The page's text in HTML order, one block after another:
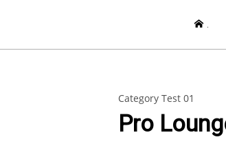
SEPTEMBER
2023
.
Category Test 01
Pro